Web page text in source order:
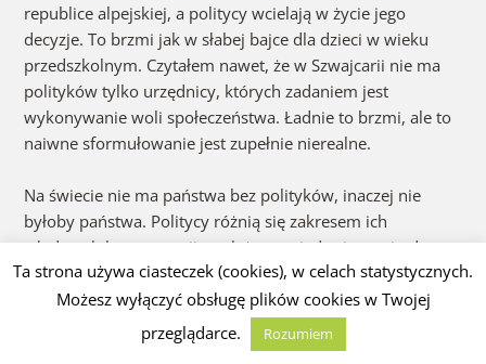
republice alpejskiej, a politycy wcielają w życie jego
decyzje. To brzmi jak w słabej bajce dla dzieci w wieku
przedszkolnym. Czytałem nawet, że w Szwajcarii nie ma
polityków tylko urzędnicy, których zadaniem jest
wykonywanie woli społeczeństwa. Ładnie to brzmi, ale to
naiwne sformułowanie jest zupełnie nierealne.
Na świecie nie ma państwa bez polityków, inaczej nie
byłoby państwa. Politycy różnią się zakresem ich
władczych kompetencji – zależy to miedzy innymi od
rodzaju systemu politycznego. Dopowiem nie bez
odrobiny złośliwości, że różnią się wielkością osiągniętego
zysku wymiernego (dobra materialne), i tego
niewymiernego (zasięg władzy).
Ta strona używa ciasteczek (cookies), w celach statystycznych.
Możesz wyłączyć obsługę plików cookies w Twojej
przeglądarce.
Rozumiem